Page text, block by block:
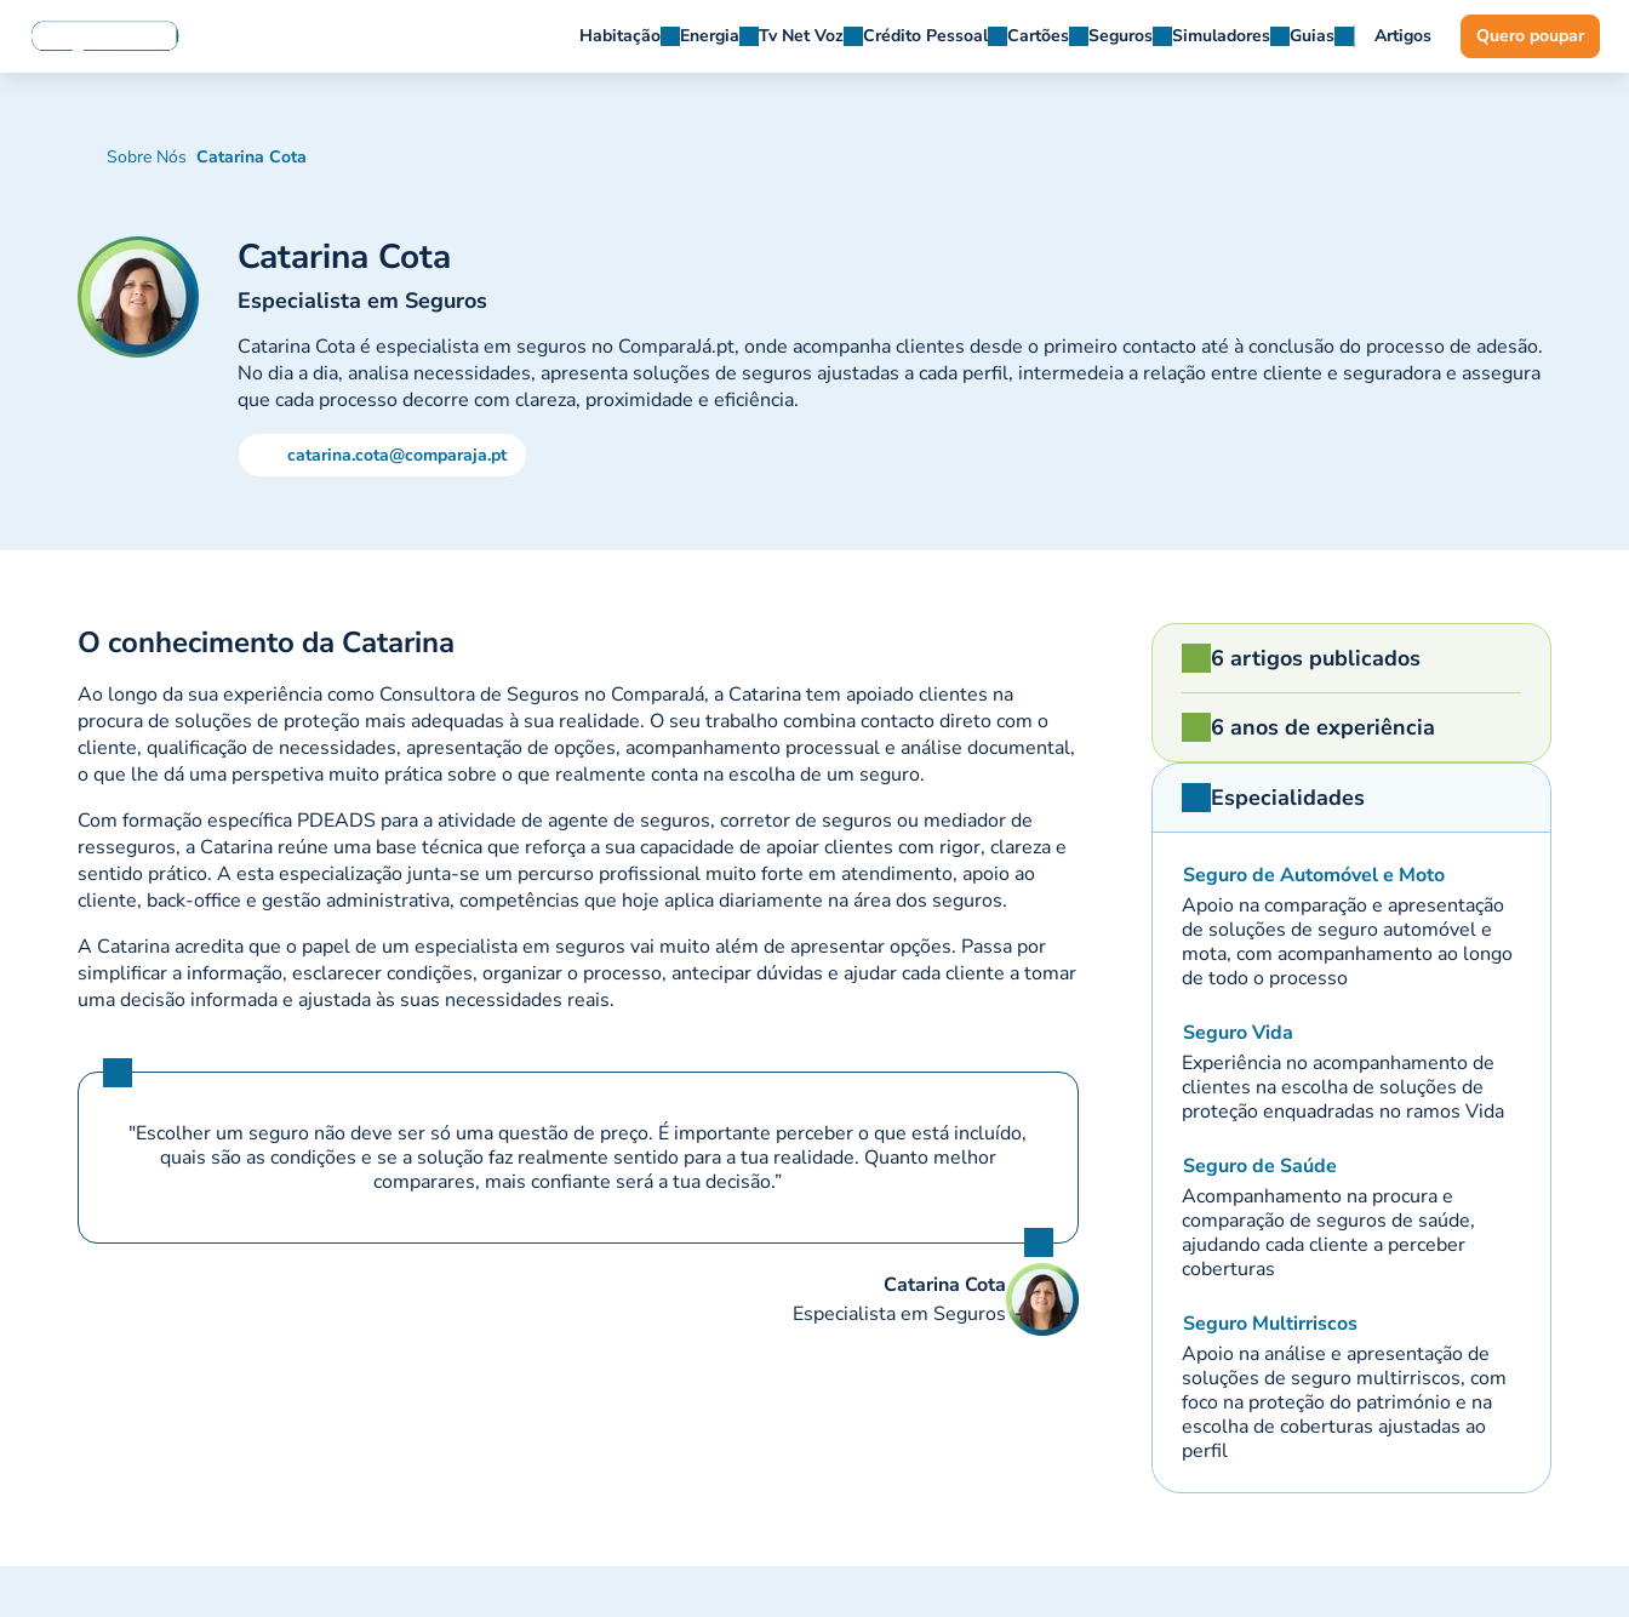
Habitação Energia Tv Net Voz Crédito Pessoal Cartões Seguros Simuladores Guias Artigos Quero poupar
Sobre Nós Catarina Cota
Catarina Cota
Especialista em Seguros
Catarina Cota é especialista em seguros no ComparaJá.pt, onde acompanha clientes desde o primeiro contacto até à conclusão do processo de adesão.
No dia a dia, analisa necessidades, apresenta soluções de seguros ajustadas a cada perfil, intermedeia a relação entre cliente e seguradora e assegura
que cada processo decorre com clareza, proximidade e eficiência.
catarina.cota@comparaja.pt
O conhecimento da Catarina
Ao longo da sua experiência como Consultora de Seguros no ComparaJá, a Catarina tem apoiado clientes na
procura de soluções de proteção mais adequadas à sua realidade. O seu trabalho combina contacto direto com o
cliente, qualificação de necessidades, apresentação de opções, acompanhamento processual e análise documental,
o que lhe dá uma perspetiva muito prática sobre o que realmente conta na escolha de um seguro.
Com formação específica PDEADS para a atividade de agente de seguros, corretor de seguros ou mediador de
resseguros, a Catarina reúne uma base técnica que reforça a sua capacidade de apoiar clientes com rigor, clareza e
sentido prático. A esta especialização junta-se um percurso profissional muito forte em atendimento, apoio ao
cliente, back-office e gestão administrativa, competências que hoje aplica diariamente na área dos seguros.
A Catarina acredita que o papel de um especialista em seguros vai muito além de apresentar opções. Passa por
simplificar a informação, esclarecer condições, organizar o processo, antecipar dúvidas e ajudar cada cliente a tomar
uma decisão informada e ajustada às suas necessidades reais.
"Escolher um seguro não deve ser só uma questão de preço. É importante perceber o que está incluído,
quais são as condições e se a solução faz realmente sentido para a tua realidade. Quanto melhor
comparares, mais confiante será a tua decisão.”
Catarina Cota
Especialista em Seguros
6 artigos publicados
6 anos de experiência
Especialidades
Seguro de Automóvel e Moto
Apoio na comparação e apresentação
de soluções de seguro automóvel e
mota, com acompanhamento ao longo
de todo o processo
Seguro Vida
Experiência no acompanhamento de
clientes na escolha de soluções de
proteção enquadradas no ramos Vida
Seguro de Saúde
Acompanhamento na procura e
comparação de seguros de saúde,
ajudando cada cliente a perceber
coberturas
Seguro Multirriscos
Apoio na análise e apresentação de
soluções de seguro multirriscos, com
foco na proteção do património e na
escolha de coberturas ajustadas ao
perfil